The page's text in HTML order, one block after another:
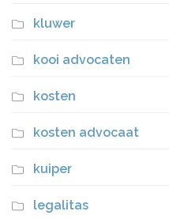
kluwer
kooi advocaten
kosten
kosten advocaat
kuiper
legalitas